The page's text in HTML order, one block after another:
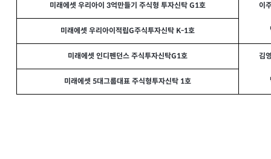
미래에셋 우리아이 3억만들기 주식형 투자신탁 G1호 이
미래에셋 우리아이적립G주식투자신탁 K-1호
미래에셋 인디펜던스 주식투자신탁G1호 김
미래에셋 5대그룹대표 주식형투자신탁 1호